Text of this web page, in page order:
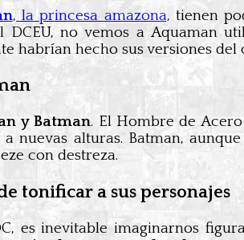
, la princesa amazona, tienen
no vemos a Aquaman
habrían hecho sus versiones del
y Batman. El Hombre de
nuevas alturas. Batman,
con destreza.
tonificar a sus personajes
es inevitable imaginarnos